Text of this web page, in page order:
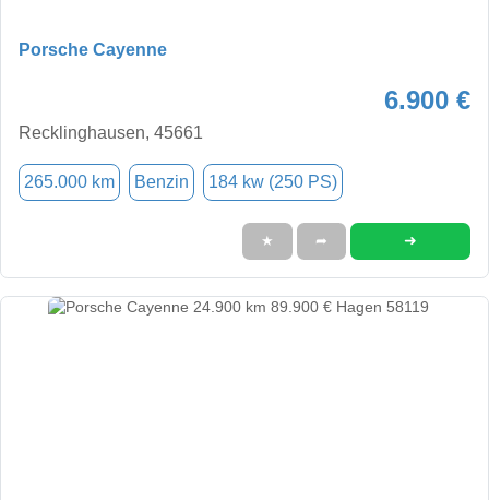
Porsche Cayenne
6.900 €
Recklinghausen, 45661
265.000 km Benzin 184 kw (250 PS)
★ ➦ ➜